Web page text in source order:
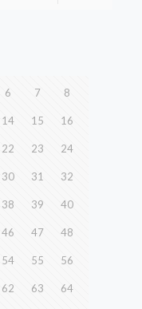
6 7 8
14 15 16
22 23 24
30 31 32
38 39 40
46 47 48
54 55 56
62 63 64